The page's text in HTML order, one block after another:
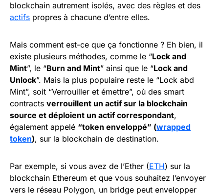
blockchain autrement isolés, avec des règles et des
actifs propres à chacune d’entre elles.
Mais comment est-ce que ça fonctionne ? Eh bien, il
existe plusieurs méthodes, comme le “Lock and
Mint”, le “Burn and Mint” ainsi que le “Lock and
Unlock”. Mais la plus populaire reste le “Lock abd
Mint”, soit “Verrouiller et émettre”, où des smart
contracts verrouillent un actif sur la blockchain
source et déploient un actif correspondant,
également appelé “token enveloppé” (wrapped
token), sur la blockchain de destination.
Par exemple, si vous avez de l’Ether (ETH) sur la
blockchain Ethereum et que vous souhaitez l’envoyer
vers le réseau Polygon, un bridge peut envelopper